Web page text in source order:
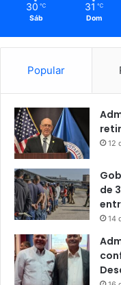
30 ℃
Sáb
31 ℃
Dom
Popular
12
de
14